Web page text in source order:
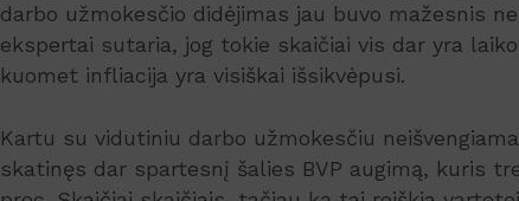
darbo užmokesčio didėjimas jau buvo mažesnis
ekspertai sutaria, jog tokie skaičiai vis dar yra
kuomet infliacija yra visiškai išsikvėpusi.
Kartu su vidutiniu darbo užmokesčiu
skatinęs dar spartesnį šalies BVP augimą, kuris